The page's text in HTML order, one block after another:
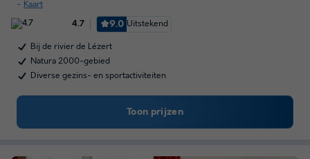
Kaart
4.7 9.0 Uitstekend
Bij de rivier de Lézert
Natura 2000-gebied
Diverse gezins- en sportactiviteiten
Toon prijzen